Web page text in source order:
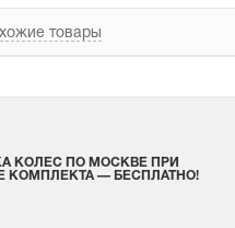
товары
КОЛЕС ПО МОСКВЕ ПРИ
КОМПЛЕКТА — БЕСПЛАТНО!